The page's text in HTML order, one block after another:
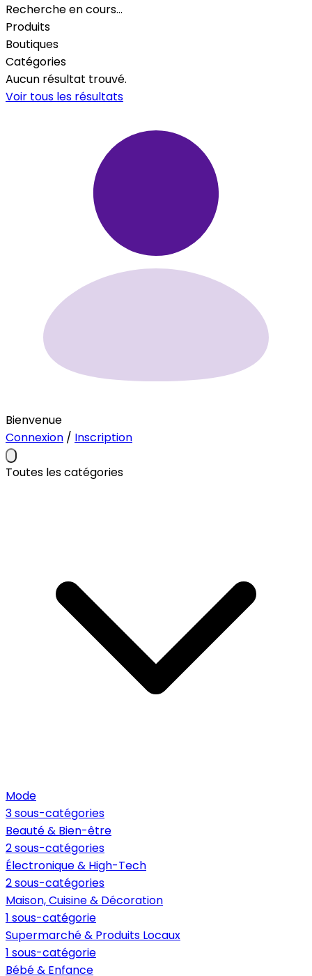
Recherche en cours…
Produits
Boutiques
Catégories
Aucun résultat trouvé.
Voir tous les résultats
Bienvenue
Connexion / Inscription
Toutes les catégories
Mode
3 sous-catégories
Beauté & Bien-être
2 sous-catégories
Électronique & High-Tech
2 sous-catégories
Maison, Cuisine & Décoration
1 sous-catégorie
Supermarché & Produits Locaux
1 sous-catégorie
Bébé & Enfance